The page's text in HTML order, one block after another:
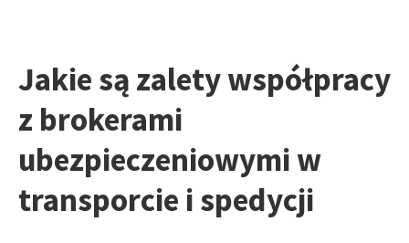
Jakie są zalety współpracy
z brokerami
ubezpieczeniowymi w
transporcie i spedycji